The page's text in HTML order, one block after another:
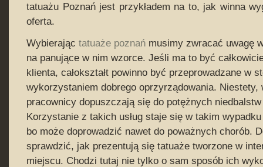
tatuażu Poznań jest przykładem na to, jak winna
oferta.
Wybierając tatuaże poznań musimy zwracać uwagę
na panujące w nim wzorce. Jeśli ma to być
klienta, całokształt powinno być przeprowadzane w
wykorzystaniem dobrego oprzyrządowania. Niestety,
pracownicy dopuszczają się do potężnych
Korzystanie z takich usług staje się w takim
bo może doprowadzić nawet do poważnych chorób.
sprawdzić, jak prezentują się tatuaże tworzone w
miejscu. Chodzi tutaj nie tylko o sam sposób ich